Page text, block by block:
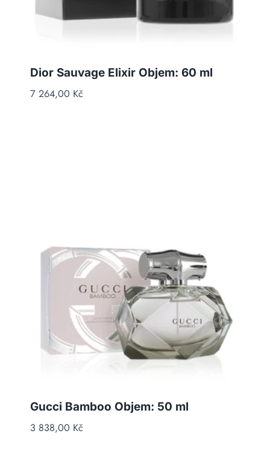
Dior Sauvage Elixir Objem: 60 ml
7 264,00 Kč
Gucci Bamboo Objem: 50 ml
3 838,00 Kč